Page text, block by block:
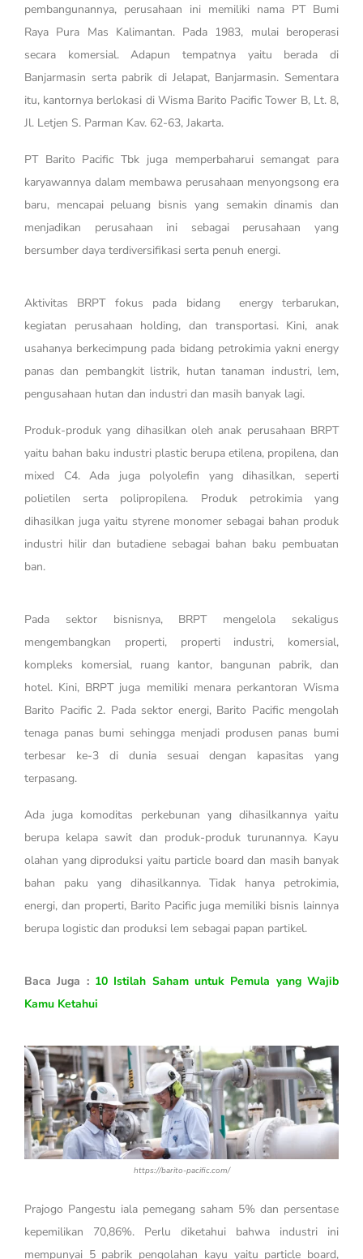
pembangunannya, perusahaan ini memiliki nama PT Bumi
Raya Pura Mas Kalimantan. Pada 1983, mulai beroperasi
secara komersial. Adapun tempatnya yaitu berada di
Banjarmasin serta pabrik di Jelapat, Banjarmasin. Sementara
itu, kantornya berlokasi di Wisma Barito Pacific Tower B, Lt. 8,
Jl. Letjen S. Parman Kav. 62-63, Jakarta.
PT Barito Pacific Tbk juga memperbaharui semangat para
karyawannya dalam membawa perusahaan menyongsong era
baru, mencapai peluang bisnis yang semakin dinamis dan
menjadikan perusahaan ini sebagai perusahaan yang
bersumber daya terdiversifikasi serta penuh energi.
Aktivitas BRPT fokus pada bidang energy terbarukan,
kegiatan perusahaan holding, dan transportasi. Kini, anak
usahanya berkecimpung pada bidang petrokimia yakni energy
panas dan pembangkit listrik, hutan tanaman industri, lem,
pengusahaan hutan dan industri dan masih banyak lagi.
Produk-produk yang dihasilkan oleh anak perusahaan BRPT
yaitu bahan baku industri plastic berupa etilena, propilena, dan
mixed C4. Ada juga polyolefin yang dihasilkan, seperti
polietilen serta polipropilena. Produk petrokimia yang
dihasilkan juga yaitu styrene monomer sebagai bahan produk
industri hilir dan butadiene sebagai bahan baku pembuatan
ban.
Pada sektor bisnisnya, BRPT mengelola sekaligus
mengembangkan properti, properti industri, komersial,
kompleks komersial, ruang kantor, bangunan pabrik, dan
hotel. Kini, BRPT juga memiliki menara perkantoran Wisma
Barito Pacific 2. Pada sektor energi, Barito Pacific mengolah
tenaga panas bumi sehingga menjadi produsen panas bumi
terbesar ke-3 di dunia sesuai dengan kapasitas yang
terpasang.
Ada juga komoditas perkebunan yang dihasilkannya yaitu
berupa kelapa sawit dan produk-produk turunannya. Kayu
olahan yang diproduksi yaitu particle board dan masih banyak
bahan paku yang dihasilkannya. Tidak hanya petrokimia,
energi, dan properti, Barito Pacific juga memiliki bisnis lainnya
berupa logistic dan produksi lem sebagai papan partikel.
Baca Juga : 10 Istilah Saham untuk Pemula yang Wajib
Kamu Ketahui
https://barito-pacific.com/
Prajogo Pangestu iala pemegang saham 5% dan persentase
kepemilikan 70,86%. Perlu diketahui bahwa industri ini
mempunyai 5 pabrik pengolahan kayu yaitu particle board,